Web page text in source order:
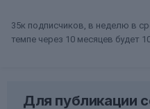
35к подписчиков, в неделю в
темпе через 10 месяцев будет
Для публикации